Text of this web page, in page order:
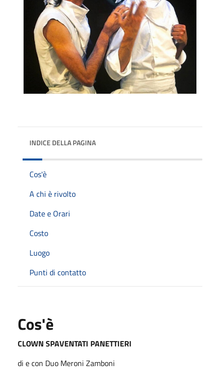
INDICE DELLA PAGINA
Cos'è
A chi è rivolto
Date e Orari
Costo
Luogo
Punti di contatto
Cos'è
CLOWN SPAVENTATI PANETTIERI
di e con Duo Meroni Zamboni